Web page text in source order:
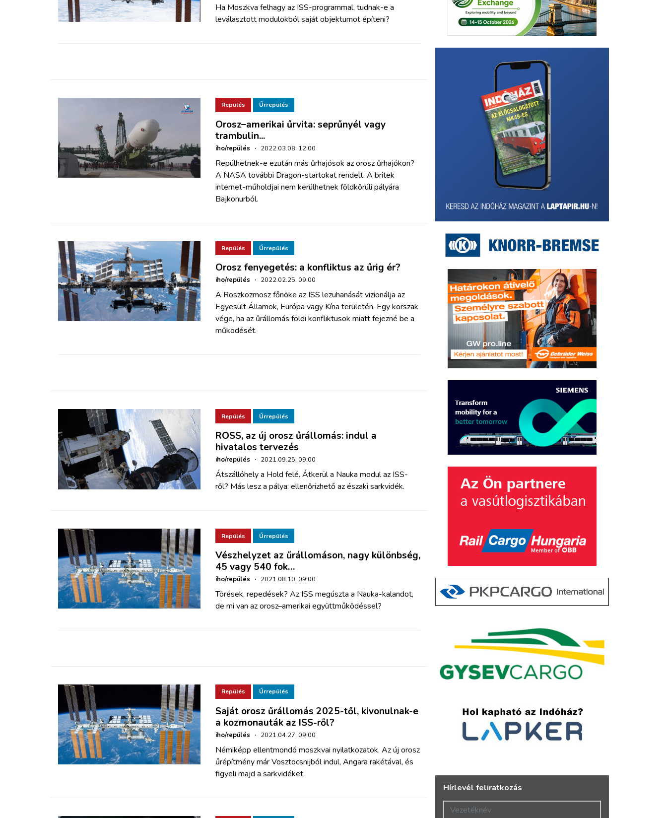
BELÉPÉS
REGISZTRÁCIÓ
Ha Moszkva felhagy az ISS-programmal, tudnak-e a
leválasztott modulokból saját objektumot építeni?
Repülés Űrrepülés
Orosz–amerikai űrvita: seprűnyél vagy
trambulin...
iho/repülés · 2022.03.08. 12:00
Repülhetnek-e ezután más űrhajósok az orosz űrhajókon?
A NASA további Dragon-startokat rendelt. A britek
internet-műholdjai nem kerülhetnek földkörüli pályára
Bajkonurból.
Repülés Űrrepülés
Orosz fenyegetés: a konfliktus az űrig ér?
iho/repülés · 2022.02.25. 09:00
A Roszkozmosz főnöke az ISS lezuhanását vizionálja az
Egyesült Államok, Európa vagy Kína területén. Egy korszak
vége, ha az űrállomás földi konfliktusok miatt fejezné be a
működését.
Repülés Űrrepülés
ROSS, az új orosz űrállomás: indul a
hivatalos tervezés
iho/repülés · 2021.09.25. 09:00
Átszállóhely a Hold felé. Átkerül a Nauka modul az ISS-
ről? Más lesz a pálya: ellenőrizhető az északi sarkvidék.
Repülés Űrrepülés
Vészhelyzet az űrállomáson, nagy különbség,
45 vagy 540 fok…
iho/repülés · 2021.08.10. 09:00
Törések, repedések? Az ISS megúszta a Nauka-kalandot,
de mi van az orosz–amerikai együttműködéssel?
Repülés Űrrepülés
Saját orosz űrállomás 2025-től, kivonulnak-e
a kozmonauták az ISS-ről?
iho/repülés · 2021.04.27. 09:00
Némiképp ellentmondó moszkvai nyilatkozatok. Az új orosz
űrépítmény már Vosztocsnijból indul, Angara rakétával, és
figyeli majd a sarkvidéket.
Hírlevél feliratkozás
Vezetéknév